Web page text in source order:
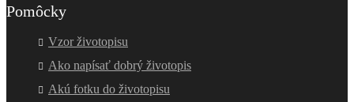
Pomôcky
Vzor životopisu
Ako napísať dobrý životopis
Akú fotku do životopisu